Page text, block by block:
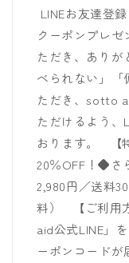
LINEお友達登
クーポンプレ
ただき、あり
べられない」「
ただき、sotto
ただけるよう、
おります。 【
20％OFF！◆さ
2,980円／送料
料） 【ご利用
aid公式LINE」
ーポンコード